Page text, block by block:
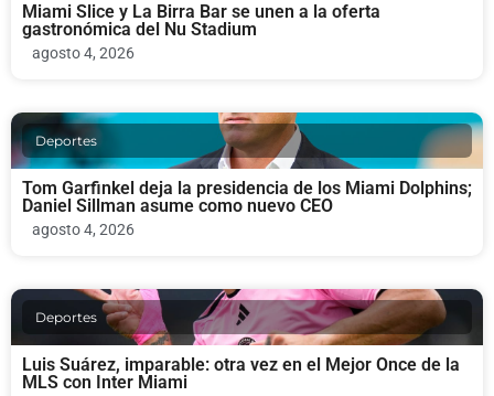
Miami Slice y La Birra Bar se unen a la oferta
gastronómica del Nu Stadium
agosto 4, 2026
Deportes
Tom Garfinkel deja la presidencia de los Miami Dolphins;
Daniel Sillman asume como nuevo CEO
agosto 4, 2026
Deportes
Luis Suárez, imparable: otra vez en el Mejor Once de la
MLS con Inter Miami